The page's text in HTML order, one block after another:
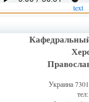
text
Украина